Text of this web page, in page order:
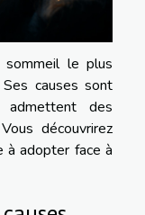
sommeil le plus
causes sont
admettent des
découvrirez
à adopter face à